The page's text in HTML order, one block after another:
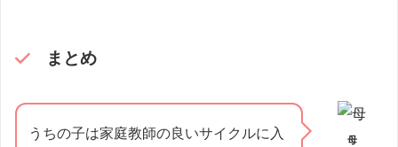
まとめ
母
うちの子は家庭教師の良いサイクルに入